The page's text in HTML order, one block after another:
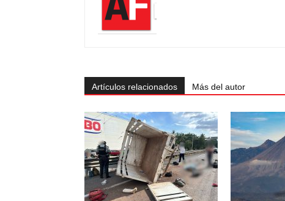
Artículos relacionados Más del autor